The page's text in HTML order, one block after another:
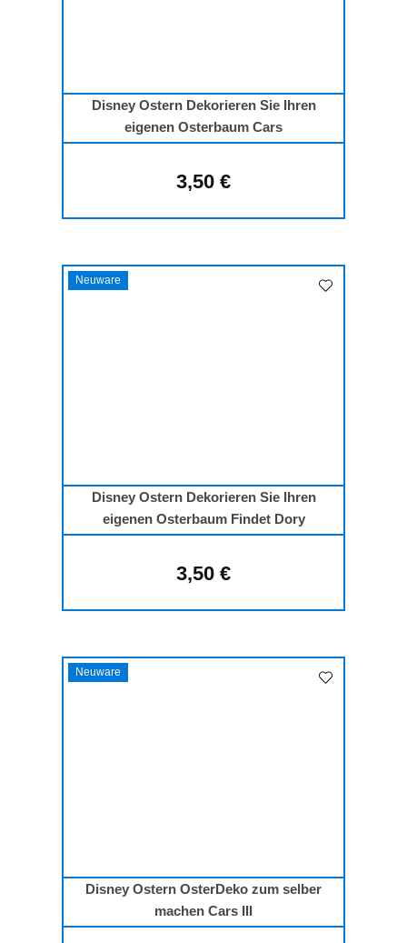
Disney Ostern Dekorieren Sie Ihren
eigenen Osterbaum Cars
Regulärer Preis:
3,50 €
Neuware
Disney Ostern Dekorieren Sie Ihren
eigenen Osterbaum Findet Dory
Regulärer Preis:
3,50 €
Neuware
Disney Ostern OsterDeko zum selber
machen Cars III